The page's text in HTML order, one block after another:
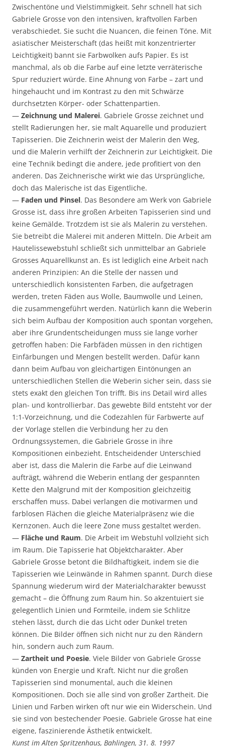
Zwischentöne und Vielstimmigkeit. Sehr schnell hat sich
Gabriele Grosse von den intensiven, kraftvollen Farben
verabschiedet. Sie sucht die Nuancen, die feinen Töne. Mit
asiatischer Meisterschaft (das heißt mit konzentrierter
Leichtigkeit) bannt sie Farbwolken aufs Papier. Es ist
manchmal, als ob die Farbe auf eine letzte verräterische
Spur reduziert würde. Eine Ahnung von Farbe – zart und
hingehaucht und im Kontrast zu den mit Schwärze
durchsetzten Körper- oder Schattenpartien.
— Zeichnung und Malerei. Gabriele Grosse zeichnet und
stellt Radierungen her, sie malt Aquarelle und produziert
Tapisserien. Die Zeichnerin weist der Malerin den Weg,
und die Malerin verhilft der Zeichnerin zur Leichtigkeit. Die
eine Technik bedingt die andere, jede profitiert von den
anderen. Das Zeichnerische wirkt wie das Ursprüngliche,
doch das Malerische ist das Eigentliche.
— Faden und Pinsel. Das Besondere am Werk von Gabriele
Grosse ist, dass ihre großen Arbeiten Tapisserien sind und
keine Gemälde. Trotzdem ist sie als Malerin zu verstehen.
Sie betreibt die Malerei mit anderen Mitteln. Die Arbeit am
Hautelissewebstuhl schließt sich unmittelbar an Gabriele
Grosses Aquarellkunst an. Es ist lediglich eine Arbeit nach
anderen Prinzipien: An die Stelle der nassen und
unterschiedlich konsistenten Farben, die aufgetragen
werden, treten Fäden aus Wolle, Baumwolle und Leinen,
die zusammengeführt werden. Natürlich kann die Weberin
sich beim Aufbau der Komposition auch spontan vorgehen,
aber ihre Grundentscheidungen muss sie lange vorher
getroffen haben: Die Farbfäden müssen in den richtigen
Einfärbungen und Mengen bestellt werden. Dafür kann
dann beim Aufbau von gleichartigen Eintönungen an
unterschiedlichen Stellen die Weberin sicher sein, dass sie
stets exakt den gleichen Ton trifft. Bis ins Detail wird alles
plan- und kontrollierbar. Das gewebte Bild entsteht vor der
1:1-Vorzeichnung, und die Codezahlen für Farbwerte auf
der Vorlage stellen die Verbindung her zu den
Ordnungssystemen, die Gabriele Grosse in ihre
Kompositionen einbezieht. Entscheidender Unterschied
aber ist, dass die Malerin die Farbe auf die Leinwand
aufträgt, während die Weberin entlang der gespannten
Kette den Malgrund mit der Komposition gleichzeitig
erschaffen muss. Dabei verlangen die motivarmen und
farblosen Flächen die gleiche Materialpräsenz wie die
Kernzonen. Auch die leere Zone muss gestaltet werden.
— Fläche und Raum. Die Arbeit im Webstuhl vollzieht sich
im Raum. Die Tapisserie hat Objektcharakter. Aber
Gabriele Grosse betont die Bildhaftigkeit, indem sie die
Tapisserien wie Leinwände in Rahmen spannt. Durch diese
Spannung wiederum wird der Materialcharakter bewusst
gemacht – die Öffnung zum Raum hin. So akzentuiert sie
gelegentlich Linien und Formteile, indem sie Schlitze
stehen lässt, durch die das Licht oder Dunkel treten
können. Die Bilder öffnen sich nicht nur zu den Rändern
hin, sondern auch zum Raum.
— Zartheit und Poesie. Viele Bilder von Gabriele Grosse
künden von Energie und Kraft. Nicht nur die großen
Tapisserien sind monumental, auch die kleinen
Kompositionen. Doch sie alle sind von großer Zartheit. Die
Linien und Farben wirken oft nur wie ein Widerschein. Und
sie sind von bestechender Poesie. Gabriele Grosse hat eine
eigene, faszinierende Ästhetik entwickelt.
Kunst im Alten Spritzenhaus, Bahlingen, 31. 8. 1997